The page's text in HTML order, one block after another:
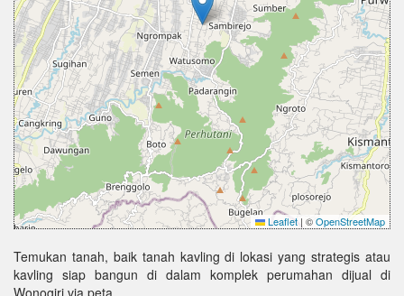
Leaflet | ©OpenStreetMap
Temukan tanah, baik tanah kavling di lokasi yang strategis atau
kavling siap bangun di dalam komplek perumahan dijual di
Wonogiri via peta.